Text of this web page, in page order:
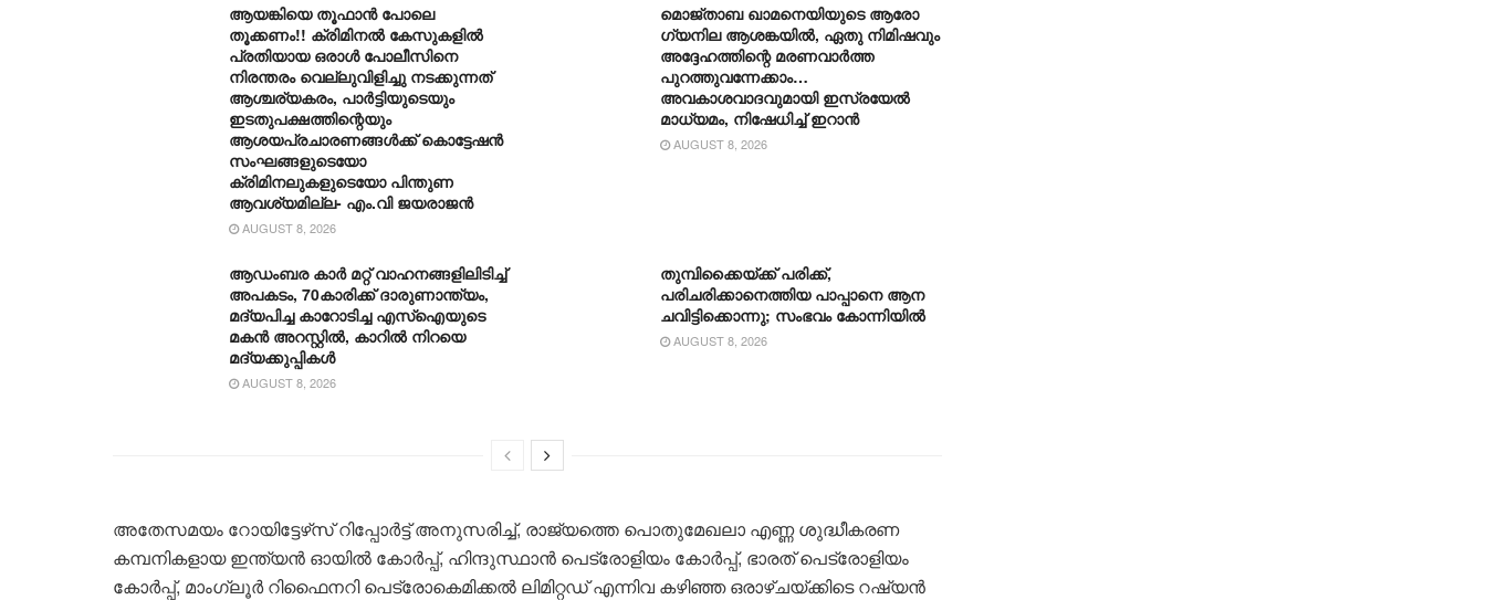
ആയങ്കിയെ തൂഫാൻ പോലെ
തൂക്കണം!! ക്രിമിനൽ കേസുകളിൽ
പ്രതിയായ ഒരാൾ പോലീസിനെ
നിരന്തരം വെല്ലുവിളിച്ചു നടക്കുന്നത്
ആശ്ചര്യകരം, പാർട്ടിയുടെയും
ഇടതുപക്ഷത്തിന്റെയും
ആശയപ്രചാരണങ്ങൾക്ക് കൊട്ടേഷൻ
സംഘങ്ങളുടെയോ
ക്രിമിനലുകളുടെയോ പിന്തുണ
ആവശ്യമില്ല- എം.വി ജയരാജൻ
AUGUST 8, 2026
മൊജ്താബ ഖാമനെയിയുടെ ആരോ​
ഗ്യനില ആശങ്കയിൽ, ഏതു നിമിഷവും
അദ്ദേഹത്തിന്റെ മരണവാർത്ത
പുറത്തുവന്നേക്കാം…
അവകാശവാദവുമായി ഇസ്രയേൽ
മാധ്യമം, നിഷേധിച്ച് ഇറാൻ
AUGUST 8, 2026
ആഡംബര കാര്‍ മറ്റ് വാഹനങ്ങളിലിടിച്ച്
അപകടം, 70കാരിക്ക് ദാരുണാന്ത്യം,
മദ്യപിച്ച കാറോടിച്ച എസ്ഐയുടെ
മകന്‍ അറസ്റ്റില്‍, കാറില്‍ നിറയെ
മദ്യക്കുപ്പികള്‍
AUGUST 8, 2026
തുമ്പിക്കൈയ്ക്ക് പരിക്ക്,
പരിചരിക്കാനെത്തിയ പാപ്പാനെ ആന
ചവിട്ടിക്കൊന്നു; സംഭവം കോന്നിയിൽ
AUGUST 8, 2026
അതേസമയം റോയിട്ടേഴ്‌സ് റിപ്പോർട്ട് അനുസരിച്ച്, രാജ്യത്തെ പൊതുമേഖലാ എണ്ണ ശുദ്ധീകരണ
കമ്പനികളായ ഇന്ത്യൻ ഓയിൽ കോർപ്പ്, ഹിന്ദുസ്ഥാൻ പെട്രോളിയം കോർപ്പ്, ഭാരത് പെട്രോളിയം
കോർപ്പ്, മാംഗ്ലൂർ റിഫൈനറി പെട്രോകെമിക്കൽ ലിമിറ്റഡ് എന്നിവ കഴിഞ്ഞ ഒരാഴ്ചയ്ക്കിടെ റഷ്യൻ